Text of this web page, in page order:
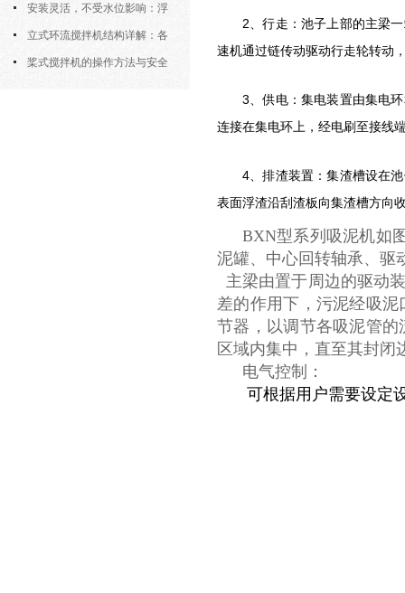
污机的土建配合要求与水平度校准
安装灵活，不受水位影响：浮
筒式曝气机的结构优势与适用场景
立式环流搅拌机结构详解：各
部件的功能与协同
桨式搅拌机的操作方法与安全
2、行走：池子上部的主梁
速机通过链传动驱动行走轮转动
3、供电：集电装置由集电
连接在集电环上，经电刷至接线
4、排渣装置：集渣槽设在
表面浮渣沿刮渣板向集渣槽方向
BXN型系列吸泥机如
泥罐、中心回转轴承、驱
主梁由置于周边的驱动
差的作用下，污泥经吸
节器，以调节各吸泥管
区域内集中，直至其封
电气控制：
可根据用户需要设定